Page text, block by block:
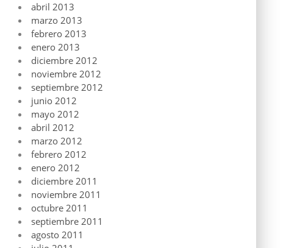
abril 2013
marzo 2013
febrero 2013
enero 2013
diciembre 2012
noviembre 2012
septiembre 2012
junio 2012
mayo 2012
abril 2012
marzo 2012
febrero 2012
enero 2012
diciembre 2011
noviembre 2011
octubre 2011
septiembre 2011
agosto 2011